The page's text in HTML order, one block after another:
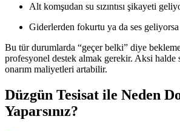
Alt komşudan su sızıntısı şikayeti
Giderlerden fokurtu ya da ses geliyorsa
Bu tür durumlarda “geçer belki” diye
profesyonel destek almak gerekir. Aksi
onarım maliyetleri artabilir.
Düzgün Tesisat ile Neden
Yaparsınız?